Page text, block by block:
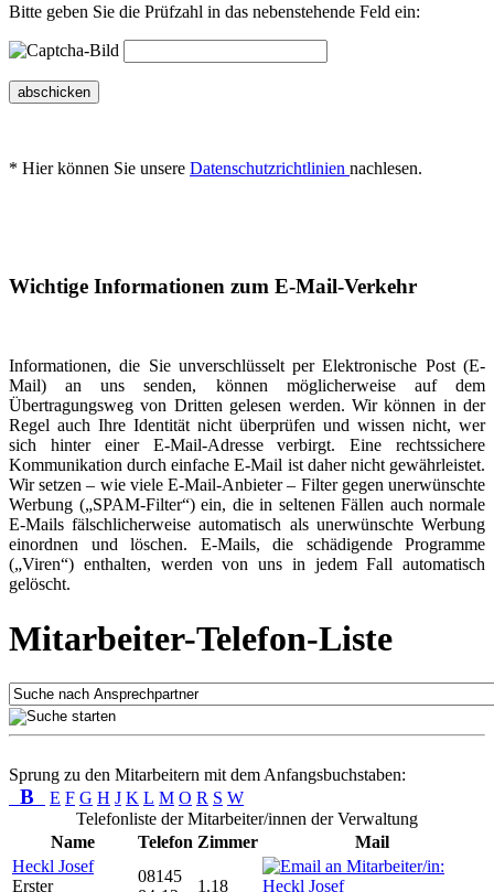
Bitte geben Sie die Prüfzahl in das nebenstehende Feld ein:
abschicken
* Hier können Sie unsere Datenschutzrichtlinien nachlesen.
Wichtige Informationen zum E-Mail-Verkehr
Informationen, die Sie unverschlüsselt per Elektronische Post (E-
Mail) an uns senden, können möglicherweise auf dem
Übertragungsweg von Dritten gelesen werden. Wir können in der
Regel auch Ihre Identität nicht überprüfen und wissen nicht, wer
sich hinter einer E-Mail-Adresse verbirgt. Eine rechtssichere
Kommunikation durch einfache E-Mail ist daher nicht gewährleistet.
Wir setzen – wie viele E-Mail-Anbieter – Filter gegen unerwünschte
Werbung („SPAM-Filter“) ein, die in seltenen Fällen auch normale
E-Mails fälschlicherweise automatisch als unerwünschte Werbung
einordnen und löschen. E-Mails, die schädigende Programme
(„Viren“) enthalten, werden von uns in jedem Fall automatisch
gelöscht.
Mitarbeiter-Telefon-Liste
Sprung zu den Mitarbeitern mit dem Anfangsbuchstaben:
B E F G H J K L M O R S W
Telefonliste der Mitarbeiter/innen der Verwaltung
Name
Telefon Zimmer
Mail
Heckl Josef
Erster
08145
1.18